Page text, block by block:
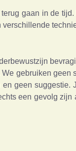
gaan in de
gebruiken
geen suggestie.
een gevolg